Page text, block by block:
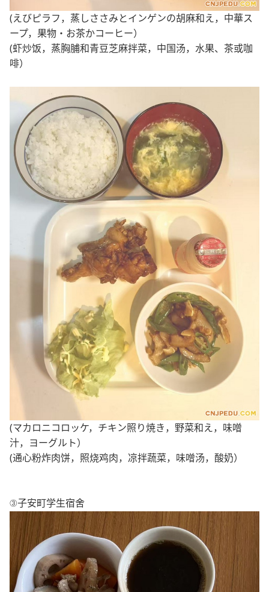
(えびピラフ，蒸しささみとインゲンの胡麻和え，中華ス
ープ，果物・お茶かコーヒー）
(虾炒饭，蒸胸脯和青豆芝麻拌菜，中国汤，水果、茶或咖
啡）
(マカロニコロッケ，チキン照り焼き，野菜和え，味噌
汁，ヨーグルト）
(通心粉炸肉饼，照烧鸡肉，凉拌蔬菜，味噌汤，酸奶）
③子安町学生宿舍